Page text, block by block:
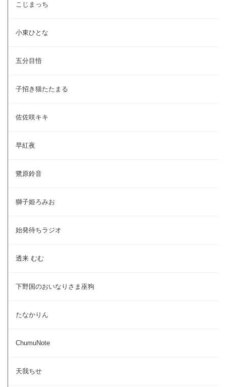
こじまっち
小東ひとな
五分目悟
子招き猫たたまる
佐佐咲キキ
早紅夜
鷺原鈴音
獅子姫ろみお
始発待ちラジオ
透来 むむ
下野国のおいなりさま巫狗
たなかりん
ChumuNote
天我ちせ